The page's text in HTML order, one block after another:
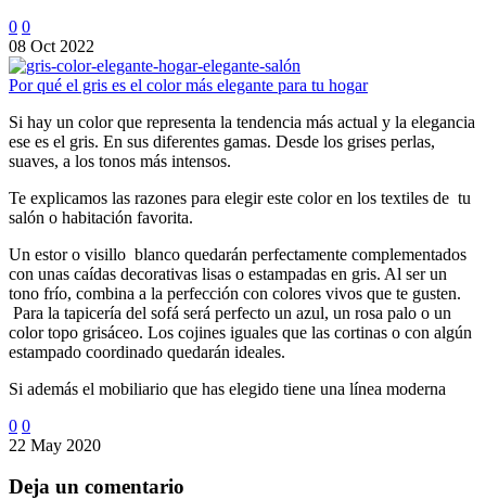
0 0
08 Oct 2022
Por qué el gris es el color más elegante para tu hogar
Si hay un color que representa la tendencia más actual y la elegancia
ese es el gris. En sus diferentes gamas. Desde los grises perlas,
suaves, a los tonos más intensos.
Te explicamos las razones para elegir este color en los textiles de tu
salón o habitación favorita.
Un estor o visillo blanco quedarán perfectamente complementados
con unas caídas decorativas lisas o estampadas en gris. Al ser un
tono frío, combina a la perfección con colores vivos que te gusten.
Para la tapicería del sofá será perfecto un azul, un rosa palo o un
color topo grisáceo. Los cojines iguales que las cortinas o con algún
estampado coordinado quedarán ideales.
Si además el mobiliario que has elegido tiene una línea moderna
0 0
22 May 2020
Deja un comentario